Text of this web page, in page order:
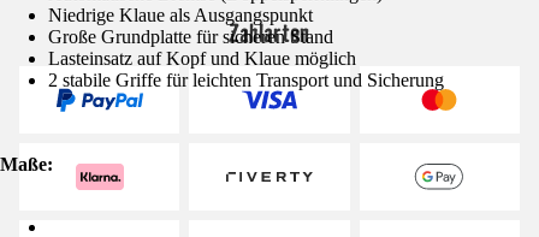
Niedrige Klaue als Ausgangspunkt
Große Grundplatte für sicheren Stand
Lasteinsatz auf Kopf und Klaue möglich
2 stabile Griffe für leichten Transport und Sicherung
Maße:
Zahlarten